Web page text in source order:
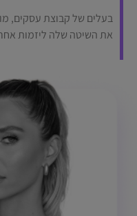
בעלים של קבוצת עסקים,
את השיטה שלה ליזמות